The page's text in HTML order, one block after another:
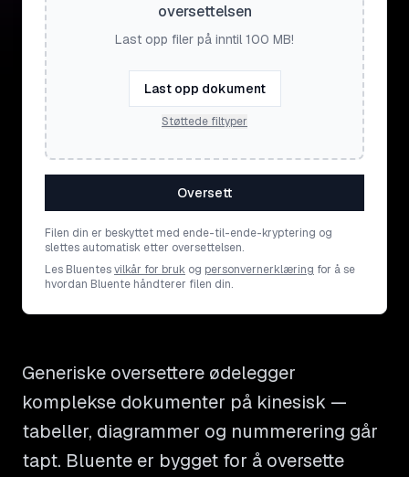
oversettelsen
Last opp filer på inntil 100 MB!
Last opp dokument
Støttede filtyper
Oversett
Filen din er beskyttet med ende-til-ende-kryptering og
slettes automatisk etter oversettelsen.
Les Bluentesvilkår for bruk og personvernerklæring for å se
hvordan Bluente håndterer filen din.
Generiske oversettere ødelegger
komplekse dokumenter på kinesisk —
tabeller, diagrammer og nummerering går
tapt. Bluente er bygget for å oversette